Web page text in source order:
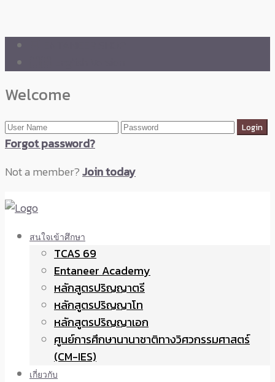
Welcome
Forgot password?
Not a member?Join today
สนใจเข้าศึกษา
TCAS 69
Entaneer Academy
หลักสูตรปริญญาตรี
หลักสูตรปริญญาโท
หลักสูตรปริญญาเอก
ศูนย์การศึกษานานาชาติทางวิศวกรรมศาสตร์
(CM-IES)
เกี่ยวกับ